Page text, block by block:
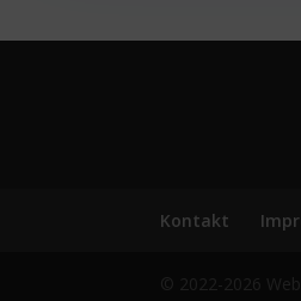
Kontakt
© 2022-2026